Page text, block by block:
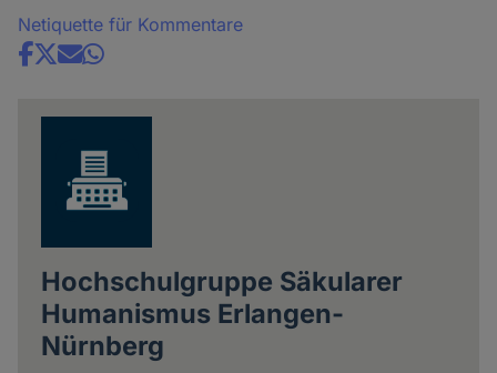
Netiquette für Kommentare
Share
Hochschulgruppe Säkularer
Humanismus Erlangen-
Nürnberg